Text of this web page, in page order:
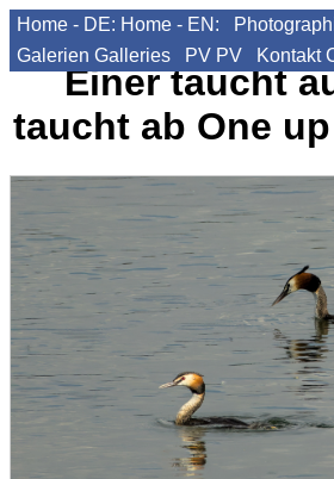
Home - DE: Home - EN:
Galerien Galleries PV PV Kontakt
Einer taucht
taucht ab One